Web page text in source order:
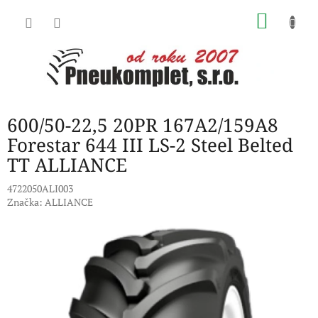
600/50-22,5 20PR 167A2/159A8
Forestar 644 III LS-2 Steel Belted
TT ALLIANCE
4722050ALI003
Značka: ALLIANCE